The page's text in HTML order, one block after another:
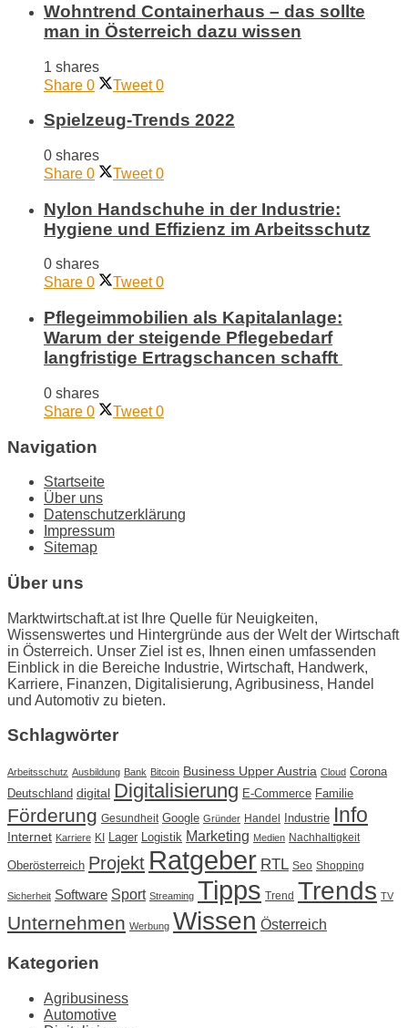
Wohntrend Containerhaus – das sollte
man in Österreich dazu wissen
1 shares
Share 0 Tweet 0
Spielzeug-Trends 2022
0 shares
Share 0 Tweet 0
Nylon Handschuhe in der Industrie:
Hygiene und Effizienz im Arbeitsschutz
0 shares
Share 0 Tweet 0
Pflegeimmobilien als Kapitalanlage:
Warum der steigende Pflegebedarf
langfristige Ertragschancen schafft
0 shares
Share 0 Tweet 0
Navigation
Startseite
Über uns
Datenschutzerklärung
Impressum
Sitemap
Über uns
Marktwirtschaft.at ist Ihre Quelle für Neuigkeiten,
Wissenswertes und Hintergründe aus der Welt der Wirtschaft
in Österreich. Unser Ziel ist es, Ihnen einen umfassenden
Einblick in die Bereiche Industrie, Wirtschaft, Handwerk,
Karriere, Finanzen, Digitalisierung, Agribusiness, Handel
und Automotiv zu bieten.
Schlagwörter
Arbeitsschutz Ausbildung Bank Bitcoin Business Upper Austria Cloud Corona
Deutschland digital Digitalisierung E-Commerce Familie
Förderung Gesundheit Google Gründer Handel Industrie Info
Internet Karriere KI Lager Logistik Marketing Medien Nachhaltigkeit
Oberösterreich Projekt Ratgeber RTL Seo Shopping
Sicherheit Software Sport Streaming Tipps Trend Trends TV
Unternehmen Werbung Wissen Österreich
Kategorien
Agribusiness
Automotive